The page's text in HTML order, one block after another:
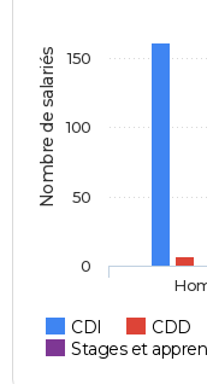
Nombre de salariés
CDI CDD
Stages et
0
50
100
150